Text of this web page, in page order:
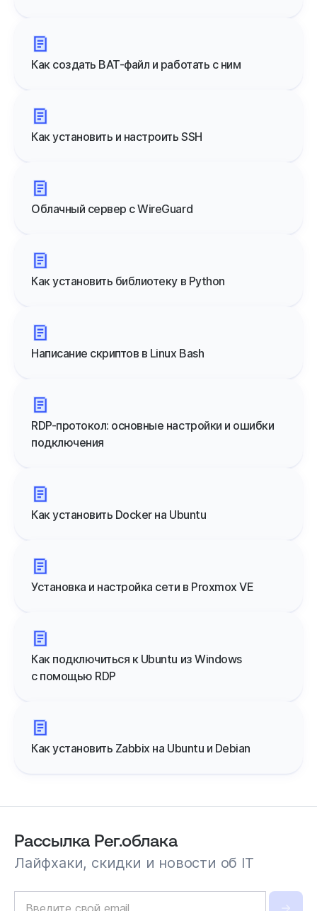
Как создать BAT-файл и работать с ним
Как установить и настроить SSH
Облачный сервер с WireGuard
Как установить библиотеку в Python
Написание скриптов в Linux Bash
RDP-протокол: основные настройки и ошибки
подключения
Как установить Docker на Ubuntu
Установка и настройка сети в Proxmox VE
Как подключиться к Ubuntu из Windows
с помощью RDP
Как установить Zabbix на Ubuntu и Debian
Рассылка Рег.облака
Лайфхаки, скидки и новости об IT